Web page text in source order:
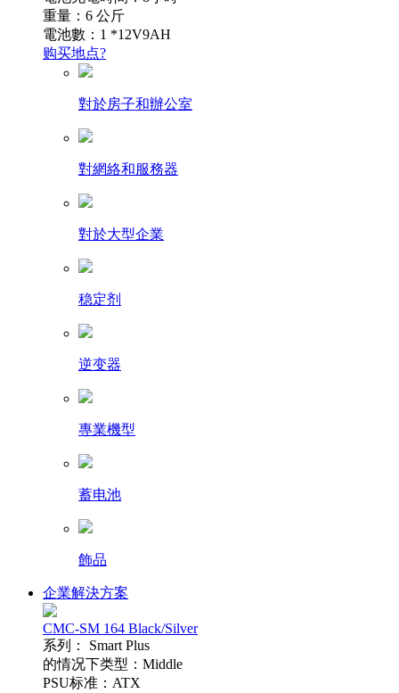
重量：6 公斤
電池數：1 *12V9AH
购买地点?
對於房子和辦公室
對網絡和服務器
對於大型企業
稳定剂
逆变器
專業機型
蓄电池
飾品
企業解決方案
CMC-SM 164 Black/Silver
系列： Smart Plus
的情况下类型：Middle
PSU标准：ATX